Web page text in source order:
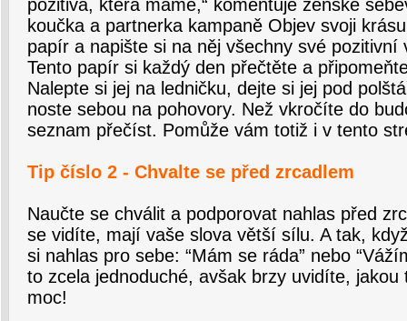
pozitiva, která máme,“ komentuje ženské
koučka a partnerka kampaně Objev svoji
papír a napište si na něj všechny své pozitivní
Tento papír si každý den přečtěte a
Nalepte si jej na ledničku, dejte si jej pod
noste sebou na pohovory. Než vkročíte do
seznam přečíst. Pomůže vám totiž i v tento
Tip číslo 2 - Chvalte se před zrcadlem
Naučte se chválit a podporovat nahlas před
se vidíte, mají vaše slova větší sílu. A tak,
si nahlas pro sebe: “Mám se ráda” nebo
to zcela jednoduché, avšak brzy uvidíte,
moc!